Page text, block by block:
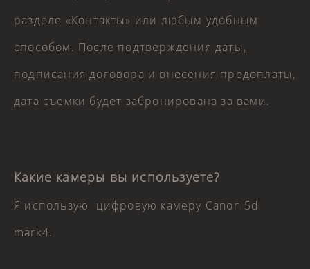
разделе «Контакты» или любым удобным
способом. После подтверждения даты,
подписания договора и внесения предоплаты,
дата съемки будет забронирована за вами.
Какие камеры вы используете?
Я использую цифровую камеру Canon 5d
mark4.